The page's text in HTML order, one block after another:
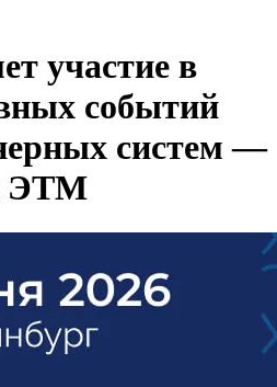
участие в
событий
систем —
ЭТМ